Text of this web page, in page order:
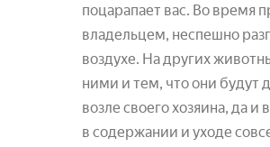
поцарапает вас. Во время
владельцем, неспешно
воздухе. На других
ними и тем, что они будут
возле своего хозяина, да
в содержании и уходе